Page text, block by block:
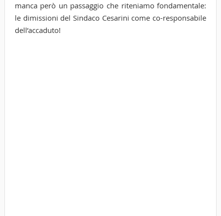
manca però un passaggio che riteniamo fondamentale:
le dimissioni del Sindaco Cesarini come co-responsabile
dell’accaduto!